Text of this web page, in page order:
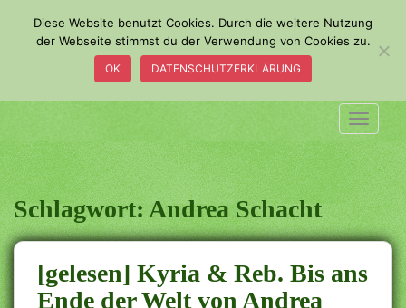
m
a
i
n
c
o
n
t
e
Schlagwort:Andrea Schacht
[gelesen] Kyria & Reb. Bis ans
Ende der Welt von Andrea
Diese Website benutzt Cookies. Durch die weitere Nutzung
der Webseite stimmst du der Verwendung von Cookies zu.
OK DATENSCHUTZERKLÄRUNG